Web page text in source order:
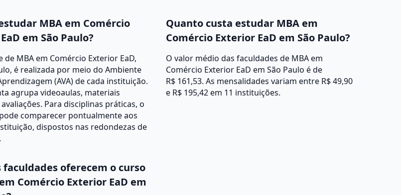
MBA em Comércio
em São Paulo?
de MBA em Comércio Exterior EaD,
é realizada por meio do Ambiente
(AVA) de cada instituição.
agrupa videoaulas, materiais
Para disciplinas práticas, o
comparecer pontualmente aos
dispostos nas redondezas de
Quanto custa estudar MBA em
Comércio Exterior EaD em São Paulo?
O valor médio das faculdades de MBA em
Comércio Exterior EaD em São Paulo é de
R$ 161,53. As mensalidades variam entre R$ 49,90
e R$ 195,42 em 11 instituições.
faculdades oferecem o curso
Comércio Exterior EaD em